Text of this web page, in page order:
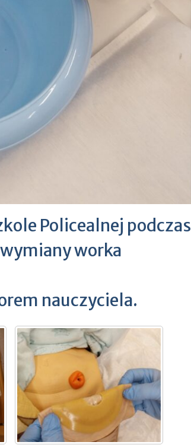
Policealnej podczas
worka
nauczyciela.